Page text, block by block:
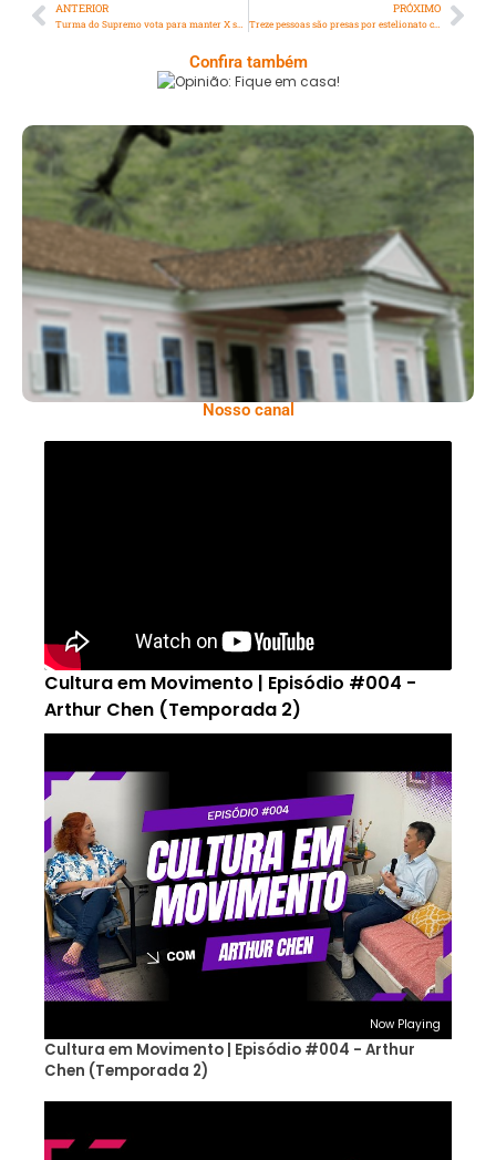
ANTERIOR PRÓXIMO
Treze pessoas são presas por estelionato contra Caixa Econômica
Confira também
Opinião: Fique Em Casa!
Serra: Fazenda Santa Cecília – Um Legado
Histórico Repleto De Beleza
Nosso canal
Cultura em Movimento | Episódio #004 -
Arthur Chen (Temporada 2)
Now Playing
Cultura em Movimento | Episódio #004 - Arthur
Chen (Temporada 2)